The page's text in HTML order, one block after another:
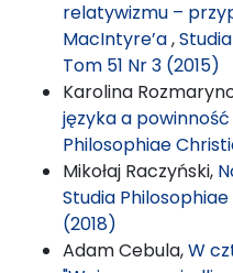
relatywizmu –
MacIntyre’a,
Tom 51 Nr 3 (2015)
Karolina
języka a
Philosophiae
Mikołaj Raczyński,
Studia
(2018)
Adam Cebula,W